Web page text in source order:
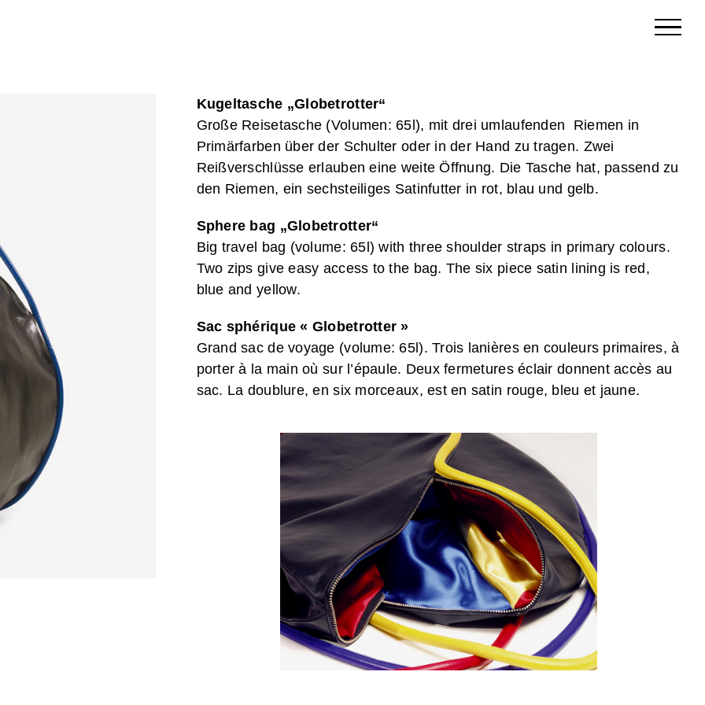
Kugeltasche „Globetrotter“
Große Reisetasche (Volumen: 65l), mit drei umlaufenden Riemen in
Primärfarben über der Schulter oder in der Hand zu tragen. Zwei
Reißverschlüsse erlauben eine weite Öffnung. Die Tasche hat, passend zu
den Riemen, ein sechsteiliges Satinfutter in rot, blau und gelb.
Sphere bag „Globetrotter“
Big travel bag (volume: 65l) with three shoulder straps in primary colours.
Two zips give easy access to the bag. The six piece satin lining is red,
blue and yellow.
Sac sphérique « Globetrotter »
Grand sac de voyage (volume: 65l). Trois lanières en couleurs primaires, à
porter à la main où sur l’épaule. Deux fermetures éclair donnent accès au
sac. La doublure, en six morceaux, est en satin rouge, bleu et jaune.